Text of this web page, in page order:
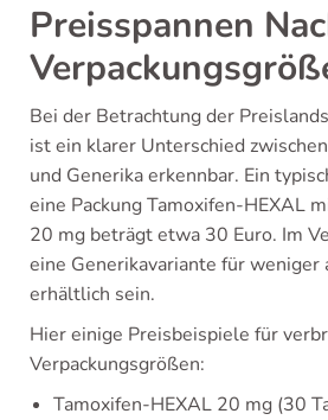
Preisspannen
Bei der Betrachtung der
ist ein klarer Unterschied
und Generika erkennbar. Ein
eine Packung Tamoxifen-HEXAL
20 mg beträgt etwa 30 Euro. Im
eine Generikavariante für weniger
erhältlich sein.
Hier einige Preisbeispiele für
Verpackungsgrößen:
Tamoxifen-HEXAL 20 mg (30